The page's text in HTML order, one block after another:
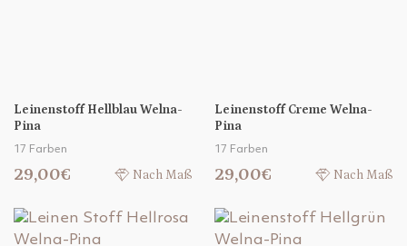
Leinenstoff Hellblau Welna-
Pina
17 Farben
29,00€ Nach Maß
Leinenstoff Creme Welna-
Pina
17 Farben
29,00€ Nach Maß